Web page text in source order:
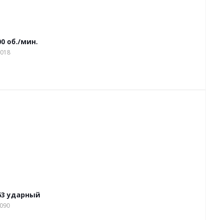
об./мин.
ударный